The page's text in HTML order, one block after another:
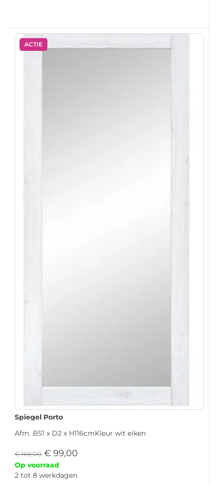
ACTIE
Spiegel Porto
Afm. B51 x D2 x H116cmKleur wit eiken
€169,00 € 99,00
Op voorraad
2 tot 8 werkdagen